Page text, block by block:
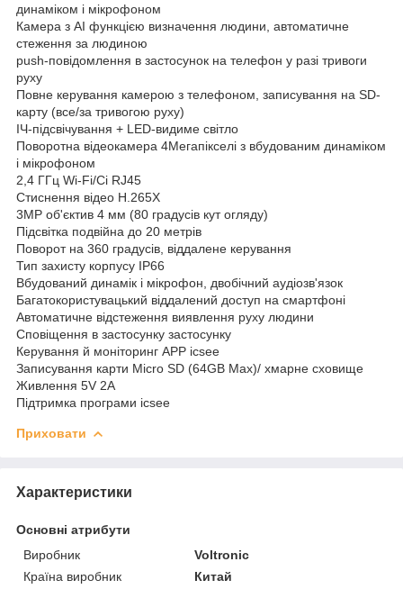
динаміком і мікрофоном
Камера з AI функцією визначення людини, автоматичне
стеження за людиною
push-повідомлення в застосунок на телефон у разі тривоги
руху
Повне керування камерою з телефоном, записування на SD-
карту (все/за тривогою руху)
ІЧ-підсвічування + LED-видиме світло
Поворотна відеокамера 4Мегапікселі з вбудованим динаміком
і мікрофоном
2,4 ГГц Wi-Fi/Сі RJ45
Стиснення відео H.265X
3MP об'єктив 4 мм (80 градусів кут огляду)
Підсвітка подвійна до 20 метрів
Поворот на 360 градусів, віддалене керування
Тип захисту корпусу IP66
Вбудований динамік і мікрофон, двобічний аудіозв'язок
Багатокористувацький віддалений доступ на смартфоні
Автоматичне відстеження виявлення руху людини
Сповіщення в застосунку застосунку
Керування й моніторинг APP icsee
Записування карти Micro SD (64GB Max)/ хмарне сховище
Живлення 5V 2A
Підтримка програми icsee
Приховати
Характеристики
Основні атрибути
Виробник
Voltronic
Країна виробник
Китай